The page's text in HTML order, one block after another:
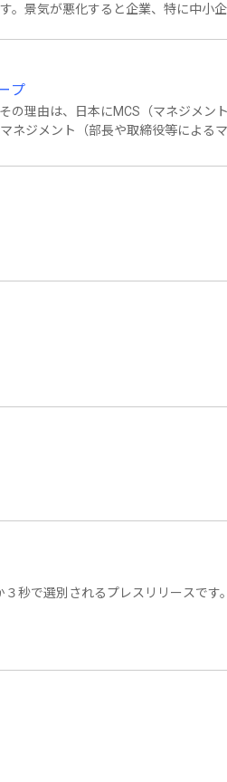
。景気が悪化すると企業、特に中小企
プ
の理由は、日本にMCS（マネジメン
ネジメント（部長や取締役等によるマ
秒で選別されるプレスリリースです